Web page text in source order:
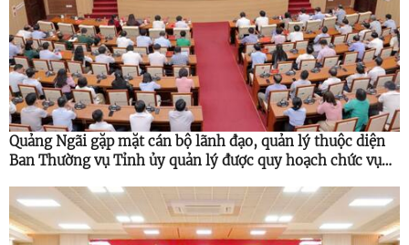
Quảng Ngãi gặp mặt cán bộ lãnh đạo, quản lý thuộc diện
Ban Thường vụ Tỉnh ủy quản lý được quy hoạch chức vụ